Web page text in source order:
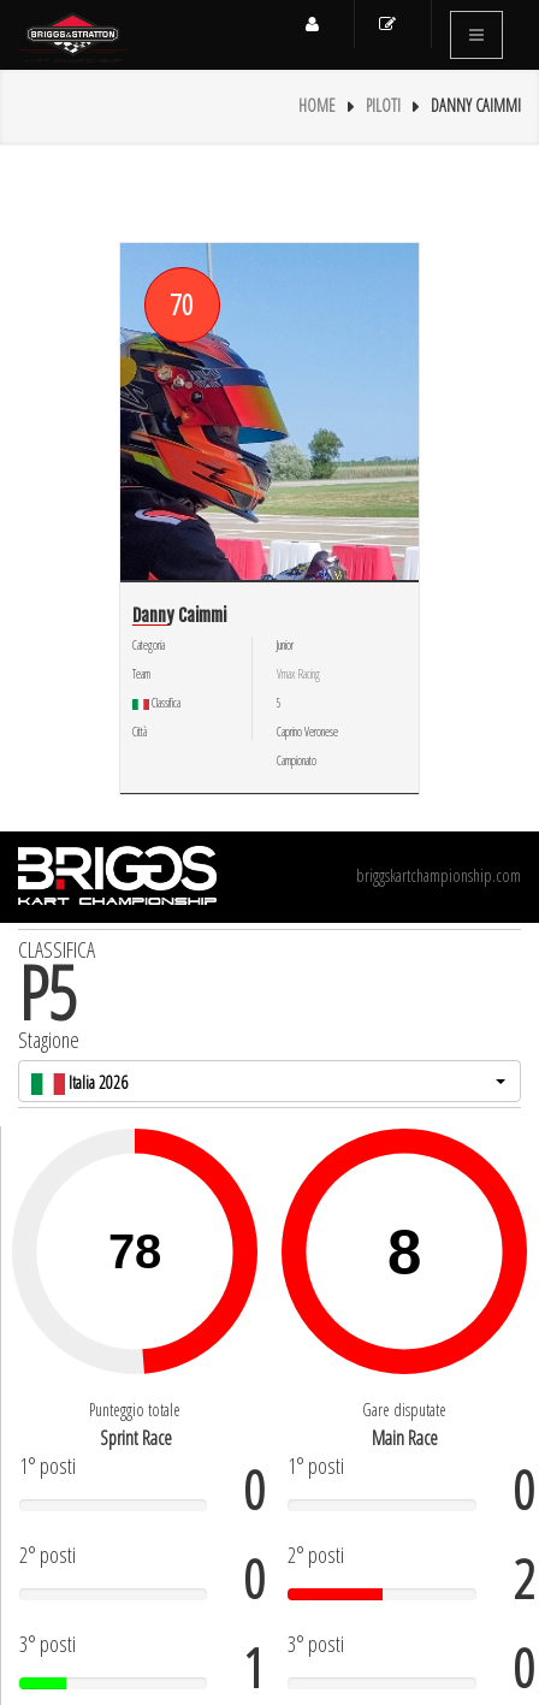
HOME PILOTI DANNY CAIMMI
70
Danny Caimmi
Categoria
Team
Classifica
Città
Junior
Vmax Racing
5
Caprino Veronese
Campionato
briggskartchampionship.com
CLASSIFICA
P5
Stagione
Italia 2026
Punteggio totale Gare disputate
Sprint Race Main Race
1° posti 0 1° posti 0
2° posti 0 2° posti 2
3° posti 1 3° posti 0